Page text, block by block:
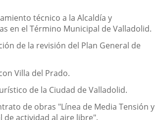
técnico a la Alcaldía y
en el Término Municipal de Valladolid.
de la revisión del Plan General de
Villa del Prado.
de la Ciudad de Valladolid.
de obras "Línea de Media Tensión y
actividad al aire libre".